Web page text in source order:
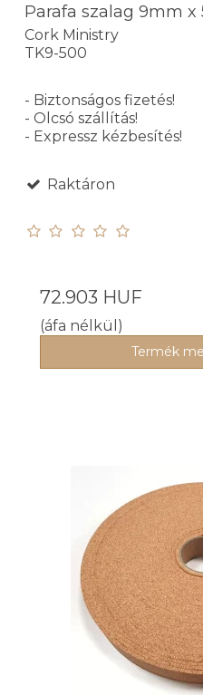
Parafa szalag 9mm x
Cork Ministry
TK9-500
- Biztonságos fizetés!
- Olcsó szállítás!
- Expressz kézbesítés!
Raktáron
72.903 HUF
(áfa nélkül)
Termék